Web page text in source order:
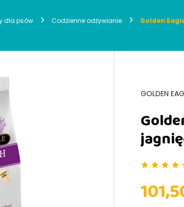
dla psów Codzienne odżywianie Golden
GOLDEN